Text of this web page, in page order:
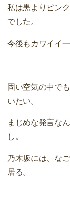
私は黒よりピン
でした。
今後もカワイイ
固い空気の中で
いたい。
まじめな発言な
し。
乃木坂には、な
居る。